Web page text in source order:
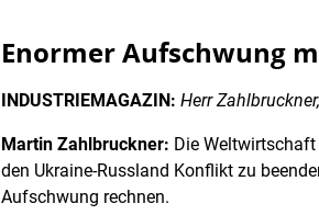
Enormer Aufschwung
INDUSTRIEMAGAZIN: Herr
Martin Zahlbruckner: Die
den Ukraine-Russland Konflikt zu
Aufschwung rechnen.